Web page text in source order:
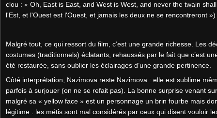
clou : « Oh,
East is East, and West is West, and never the twain
l'Est, et l'Ouest est l'Ouest, et jamais les deux ne se rencontreront »)
Malgré tout, ce qui ressort du film, c’est une grande richesse. Les
costumes (traditionnels) éclatants, rehaussés par le fait que c’est
été restaurée, sans oublier les éclairages d’une grande pertinence.
Côté interprétation, Nazimova reste Nazimova : elle est sublime
parfois à surjouer (on ne se refait pas). La bonne surprise venant
malgré sa « yellow face » est un personnage un brin fourbe mais
légitime : les métis sont mal considérés par ceux qui disent vouloir